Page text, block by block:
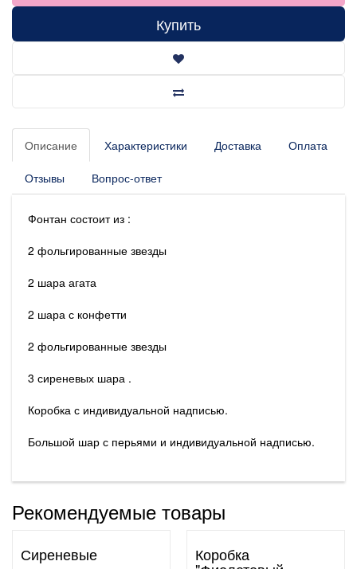
Купить
Описание Характеристики Доставка Оплата
Отзывы Вопрос-ответ
Фонтан состоит из :
2 фольгированные звезды
2 шара агата
2 шара с конфетти
2 фольгированные звезды
3 сиреневых шара .
Коробка с индивидуальной надписью.
Большой шар с перьями и индивидуальной надписью.
Рекомендуемые товары
Сиреневые Коробка